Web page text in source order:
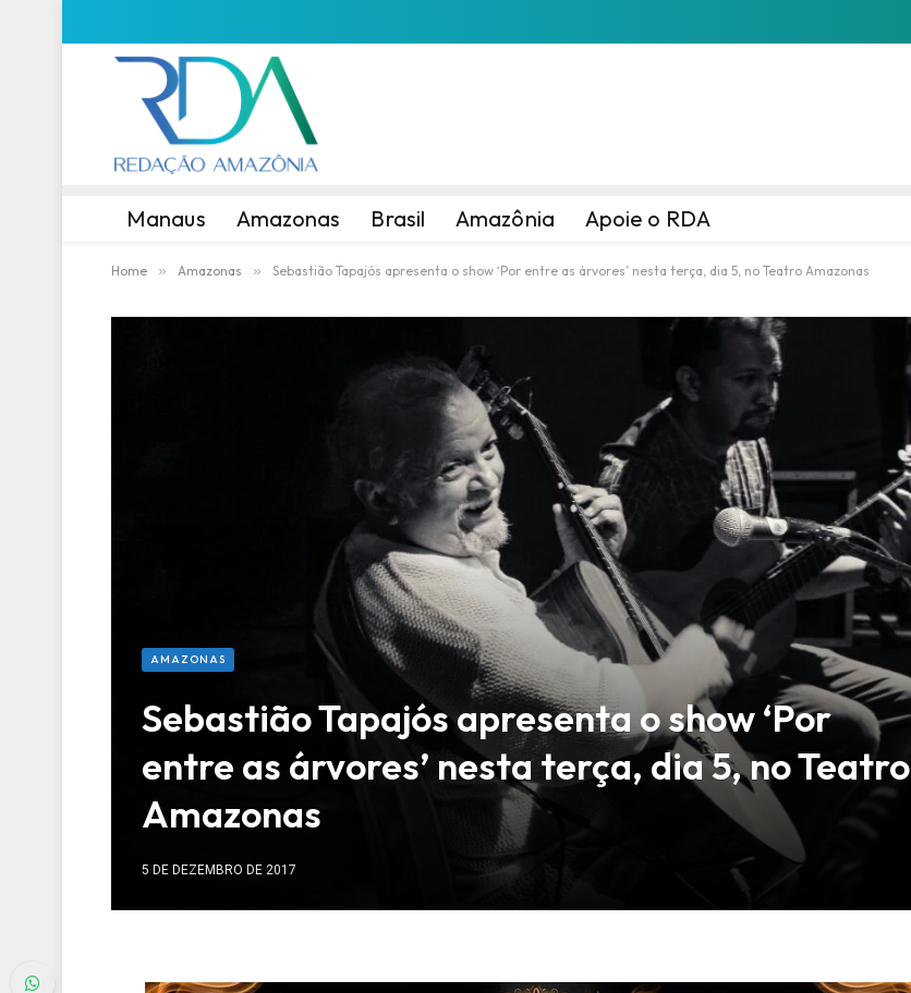
Manaus Amazonas Brasil Amazônia Apoie o RDA
Home » Amazonas » Sebastião Tapajós apresenta o show ‘Por entre as árvores’ nesta terça, dia 5, no Teatro Amazonas
AMAZONAS
Sebastião Tapajós apresenta o show ‘Por
entre as árvores’ nesta terça, dia 5, no Teatro
Amazonas
5 DE DEZEMBRO DE 2017